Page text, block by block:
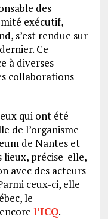
des
exécutif,
s’est rendue sur
Ce
à diverses
collaborations
qui ont été
de l’organisme
de Nantes et
lieux, précise-elle,
avec des acteurs
ceux-ci, elle
le
l’ICQ.